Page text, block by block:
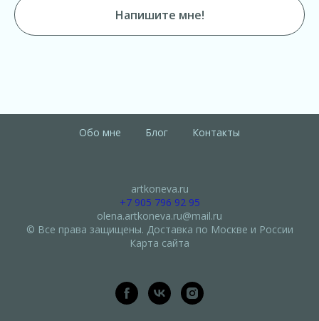
Напишите мне!
Обо мне Блог Контакты
artkoneva.ru
+7 905 796 92 95
olena.artkoneva.ru@mail.ru
© Все права защищены. Доставка по Москве и России
Карта сайта